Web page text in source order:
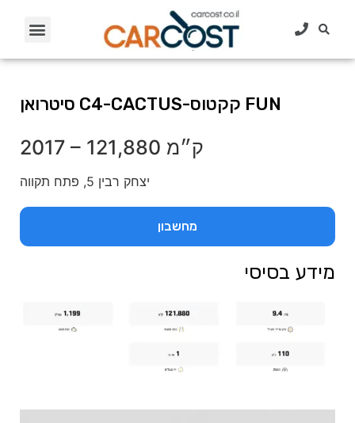
סיטרואן C4-CACTUS-קקטוס FUN
2017 – 121,880 ק״מ
יצחק רבין 5, פתח תקווה
מחשבון
מידע בסיסי